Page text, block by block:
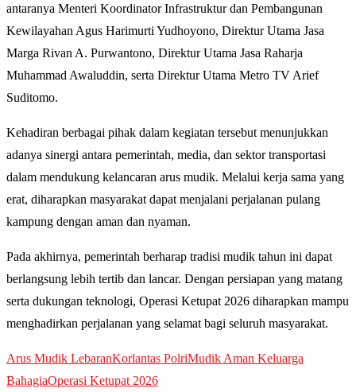
antaranya Menteri Koordinator Infrastruktur dan Pembangunan
Kewilayahan Agus Harimurti Yudhoyono, Direktur Utama Jasa
Marga Rivan A. Purwantono, Direktur Utama Jasa Raharja
Muhammad Awaluddin, serta Direktur Utama Metro TV Arief
Suditomo.
Kehadiran berbagai pihak dalam kegiatan tersebut menunjukkan
adanya sinergi antara pemerintah, media, dan sektor transportasi
dalam mendukung kelancaran arus mudik. Melalui kerja sama yang
erat, diharapkan masyarakat dapat menjalani perjalanan pulang
kampung dengan aman dan nyaman.
Pada akhirnya, pemerintah berharap tradisi mudik tahun ini dapat
berlangsung lebih tertib dan lancar. Dengan persiapan yang matang
serta dukungan teknologi, Operasi Ketupat 2026 diharapkan mampu
menghadirkan perjalanan yang selamat bagi seluruh masyarakat.
Arus Mudik LebaranKorlantas PolriMudik Aman Keluarga
BahagiaOperasi Ketupat 2026